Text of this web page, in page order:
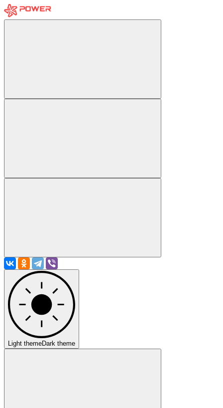
Light themeDark theme